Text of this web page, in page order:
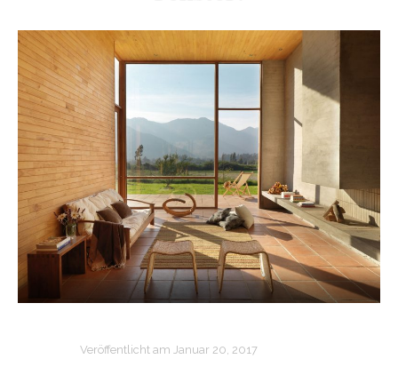
Veröffentlicht am Januar 20, 2017